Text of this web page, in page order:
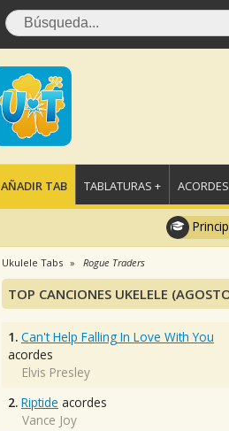
AÑADIR TAB TABLATURAS +
Ukulele Tabs Rogue Traders
TOP CANCIONES UKELELE
1. Can't Help Falling In Love With You
acordes
Elvis Presley
2. Riptide acordes
Vance Joy